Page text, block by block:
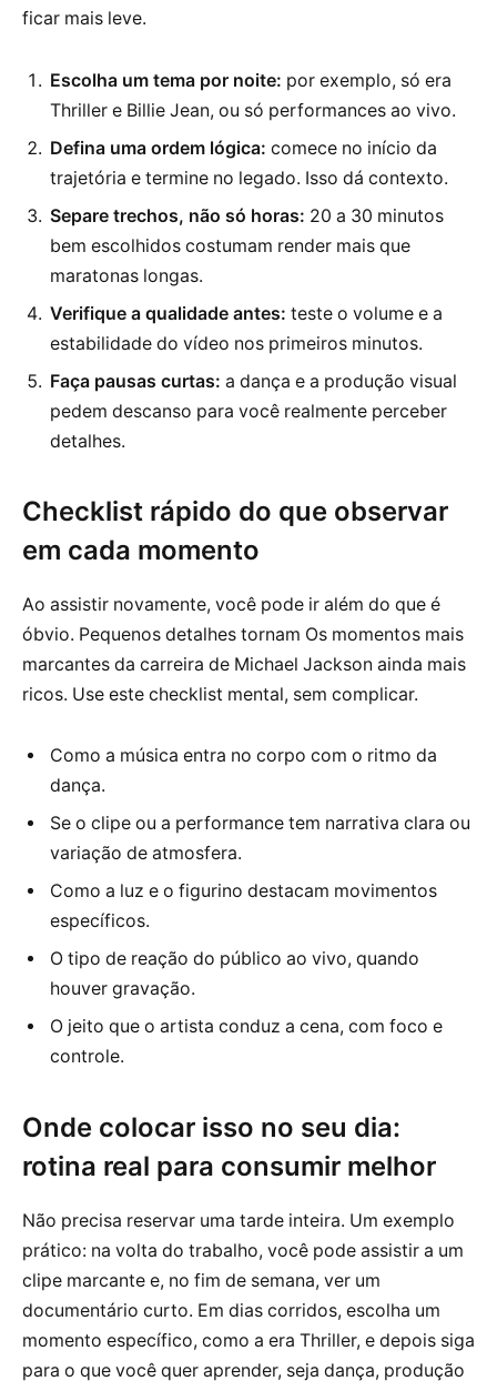
ficar mais leve.
Escolha um tema por noite: por exemplo, só era
Thriller e Billie Jean, ou só performances ao vivo.
Defina uma ordem lógica: comece no início da
trajetória e termine no legado. Isso dá contexto.
Separe trechos, não só horas: 20 a 30 minutos
bem escolhidos costumam render mais que
maratonas longas.
Verifique a qualidade antes: teste o volume e a
estabilidade do vídeo nos primeiros minutos.
Faça pausas curtas: a dança e a produção visual
pedem descanso para você realmente perceber
detalhes.
Checklist rápido do que observar
em cada momento
Ao assistir novamente, você pode ir além do que é
óbvio. Pequenos detalhes tornam Os momentos mais
marcantes da carreira de Michael Jackson ainda mais
ricos. Use este checklist mental, sem complicar.
Como a música entra no corpo com o ritmo da
dança.
Se o clipe ou a performance tem narrativa clara ou
variação de atmosfera.
Como a luz e o figurino destacam movimentos
específicos.
O tipo de reação do público ao vivo, quando
houver gravação.
O jeito que o artista conduz a cena, com foco e
controle.
Onde colocar isso no seu dia:
rotina real para consumir melhor
Não precisa reservar uma tarde inteira. Um exemplo
prático: na volta do trabalho, você pode assistir a um
clipe marcante e, no fim de semana, ver um
documentário curto. Em dias corridos, escolha um
momento específico, como a era Thriller, e depois siga
para o que você quer aprender, seja dança, produção